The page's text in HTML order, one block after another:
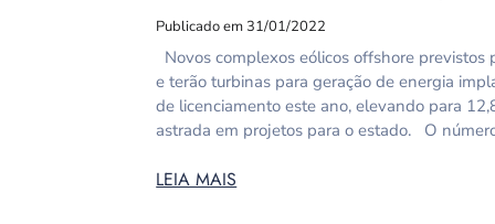
Publicado em 31/01/2022
Novos complexos eólicos offshore
e terão turbinas para geração de energia
de licenciamento este ano, elevando para
astrada em projetos para o estado. O
LEIA MAIS